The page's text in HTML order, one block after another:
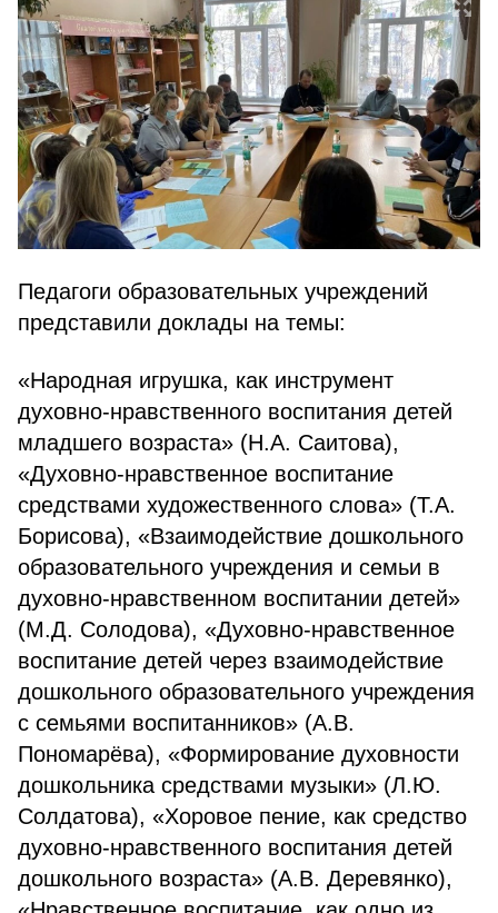
Педагоги образовательных учреждений
представили доклады на темы:
«Народная игрушка, как инструмент
духовно-нравственного воспитания детей
младшего возраста» (Н.А. Саитова),
«Духовно-нравственное воспитание
средствами художественного слова» (Т.А.
Борисова), «Взаимодействие дошкольного
образовательного учреждения и семьи в
духовно-нравственном воспитании детей»
(М.Д. Солодова), «Духовно-нравственное
воспитание детей через взаимодействие
дошкольного образовательного учреждения
с семьями воспитанников» (А.В.
Пономарёва), «Формирование духовности
дошкольника средствами музыки» (Л.Ю.
Солдатова), «Хоровое пение, как средство
духовно-нравственного воспитания детей
дошкольного возраста» (А.В. Деревянко),